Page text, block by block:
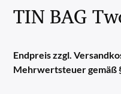
TIN BAG
Endpreis zzgl.
Mehrwertsteuer gemäß